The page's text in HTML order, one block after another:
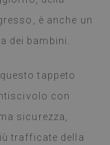
è anche un
dei bambini.
tappeto
con
sicurezza,
trafficate della